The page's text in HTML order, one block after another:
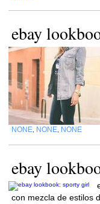
ebay
NONE NONE NONE
ebay
con mezcla de estilos